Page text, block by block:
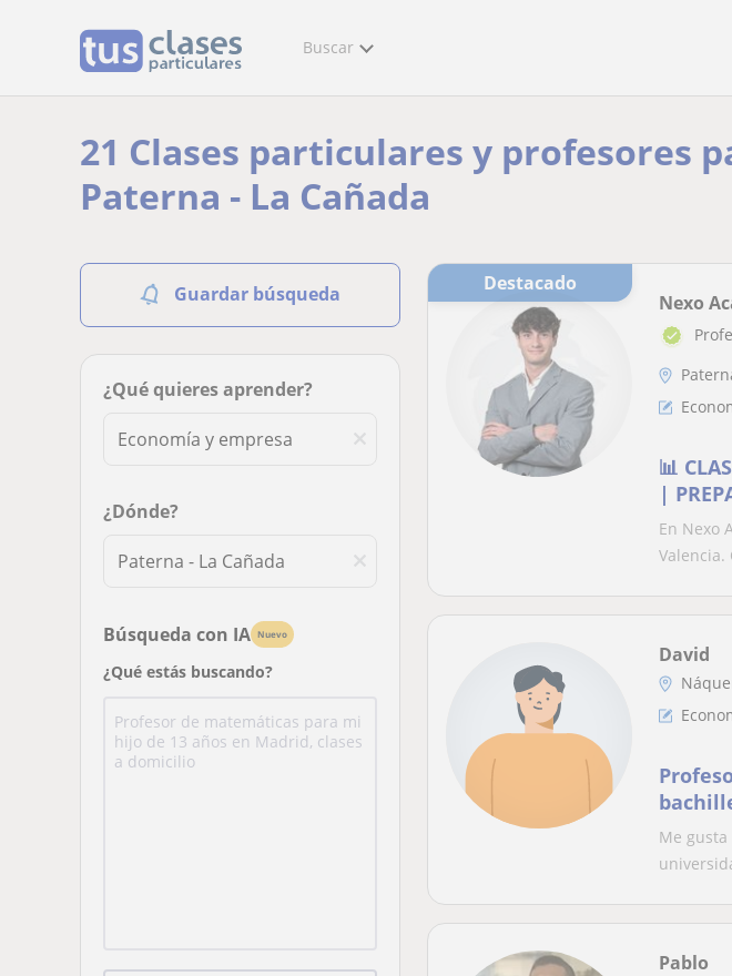
Buscar
21 Clases particulares y profesores
Paterna - La Cañada
Guardar búsqueda
¿Qué quieres aprender?
¿Dónde?
Búsqueda con IA Nuevo
¿Qué estás buscando?
Destacado
Nexo
📊
|
En Nexo
Valencia.
David
Me
Pablo